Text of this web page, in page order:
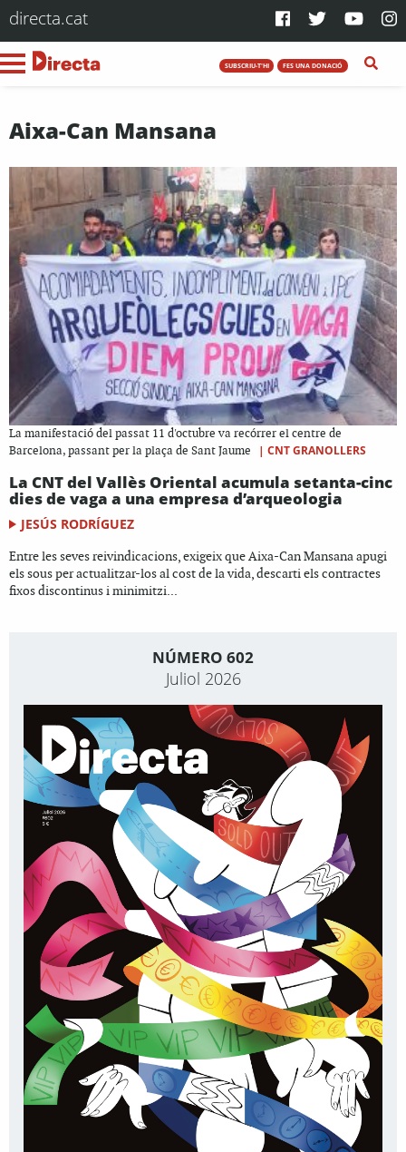
directa.cat
SUBSCRIU-T'HI FES UNA DONACIÓ
Aixa-Can Mansana
La manifestació del passat 11 d'octubre va recórrer el centre de
Barcelona, passant per la plaça de Sant Jaume
| CNT GRANOLLERS
La CNT del Vallès Oriental acumula setanta-cinc
dies de vaga a una empresa d’arqueologia
JESÚS RODRÍGUEZ
Entre les seves reivindicacions, exigeix que Aixa-Can Mansana apugi
els sous per actualitzar-los al cost de la vida, descarti els contractes
fixos discontinus i minimitzi...
NÚMERO 602
Juliol 2026